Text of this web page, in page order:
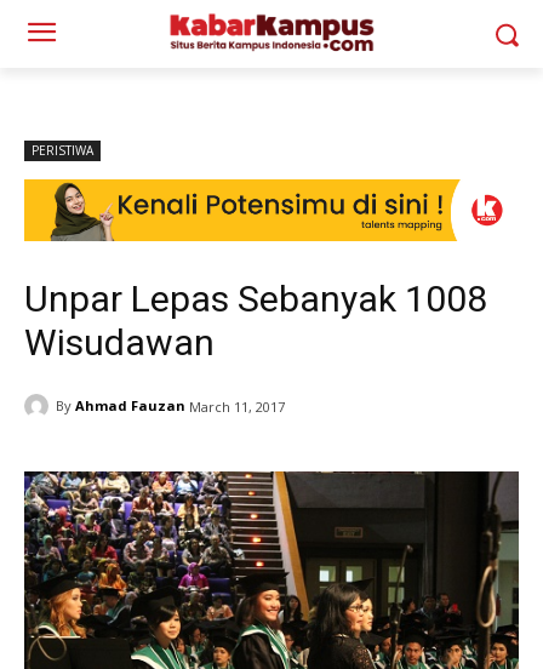
PERISTIWA
Unpar Lepas Sebanyak 1008
Wisudawan
By Ahmad Fauzan March 11, 2017